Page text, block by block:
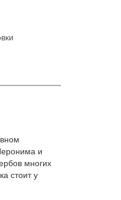
и
многих
стоит у